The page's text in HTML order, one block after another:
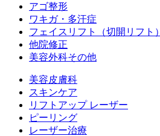
アゴ整形
ワキガ・多汗症
フェイスリフト（切開リフト）
他院修正
美容外科その他
美容皮膚科
スキンケア
リフトアップ レーザー
ピーリング
レーザー治療